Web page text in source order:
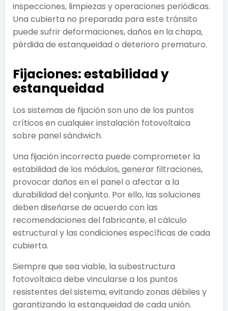
inspecciones, limpiezas y operaciones periódicas.
Una cubierta no preparada para este tránsito
puede sufrir deformaciones, daños en la chapa,
pérdida de estanqueidad o deterioro prematuro.
Fijaciones: estabilidad y
estanqueidad
Los sistemas de fijación son uno de los puntos
críticos en cualquier instalación fotovoltaica
sobre panel sándwich.
Una fijación incorrecta puede comprometer la
estabilidad de los módulos, generar filtraciones,
provocar daños en el panel o afectar a la
durabilidad del conjunto. Por ello, las soluciones
deben diseñarse de acuerdo con las
recomendaciones del fabricante, el cálculo
estructural y las condiciones específicas de cada
cubierta.
Siempre que sea viable, la subestructura
fotovoltaica debe vincularse a los puntos
resistentes del sistema, evitando zonas débiles y
garantizando la estanqueidad de cada unión.